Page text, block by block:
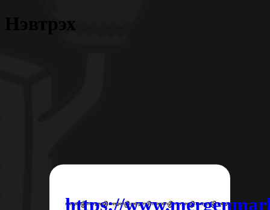
Нэвтрэх
https://